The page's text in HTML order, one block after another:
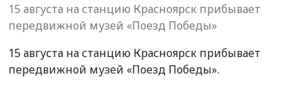
15 августа на станцию Красноярск прибывает
передвижной музей «Поезд Победы»
15 августа на станцию Красноярск прибывает
передвижной музей «Поезд Победы».